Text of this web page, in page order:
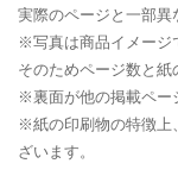
実際のページと一部異
※写真は商品イメージ
そのためページ数と紙
※裏面が他の掲載ペー
※紙の印刷物の特徴上
ざいます。